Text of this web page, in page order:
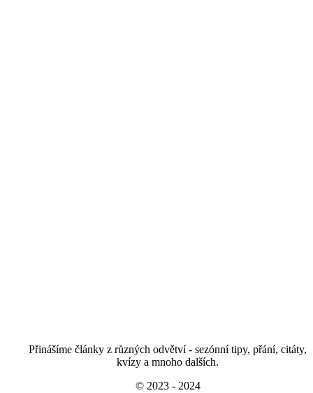
Přinášíme články z různých odvětví - sezónní tipy, přání, citáty,
kvízy a mnoho dalších.
© 2023 - 2024